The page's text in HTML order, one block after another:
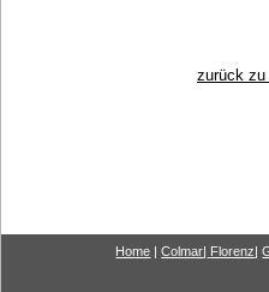
zurück zu
Home |Colmar| Florenz|